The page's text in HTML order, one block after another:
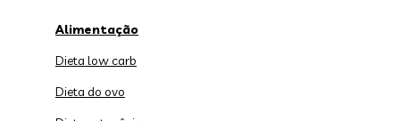
Alimentação
Dieta low carb
Dieta do ovo